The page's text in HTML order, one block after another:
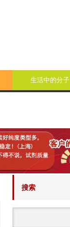
生活中的分子
搜索